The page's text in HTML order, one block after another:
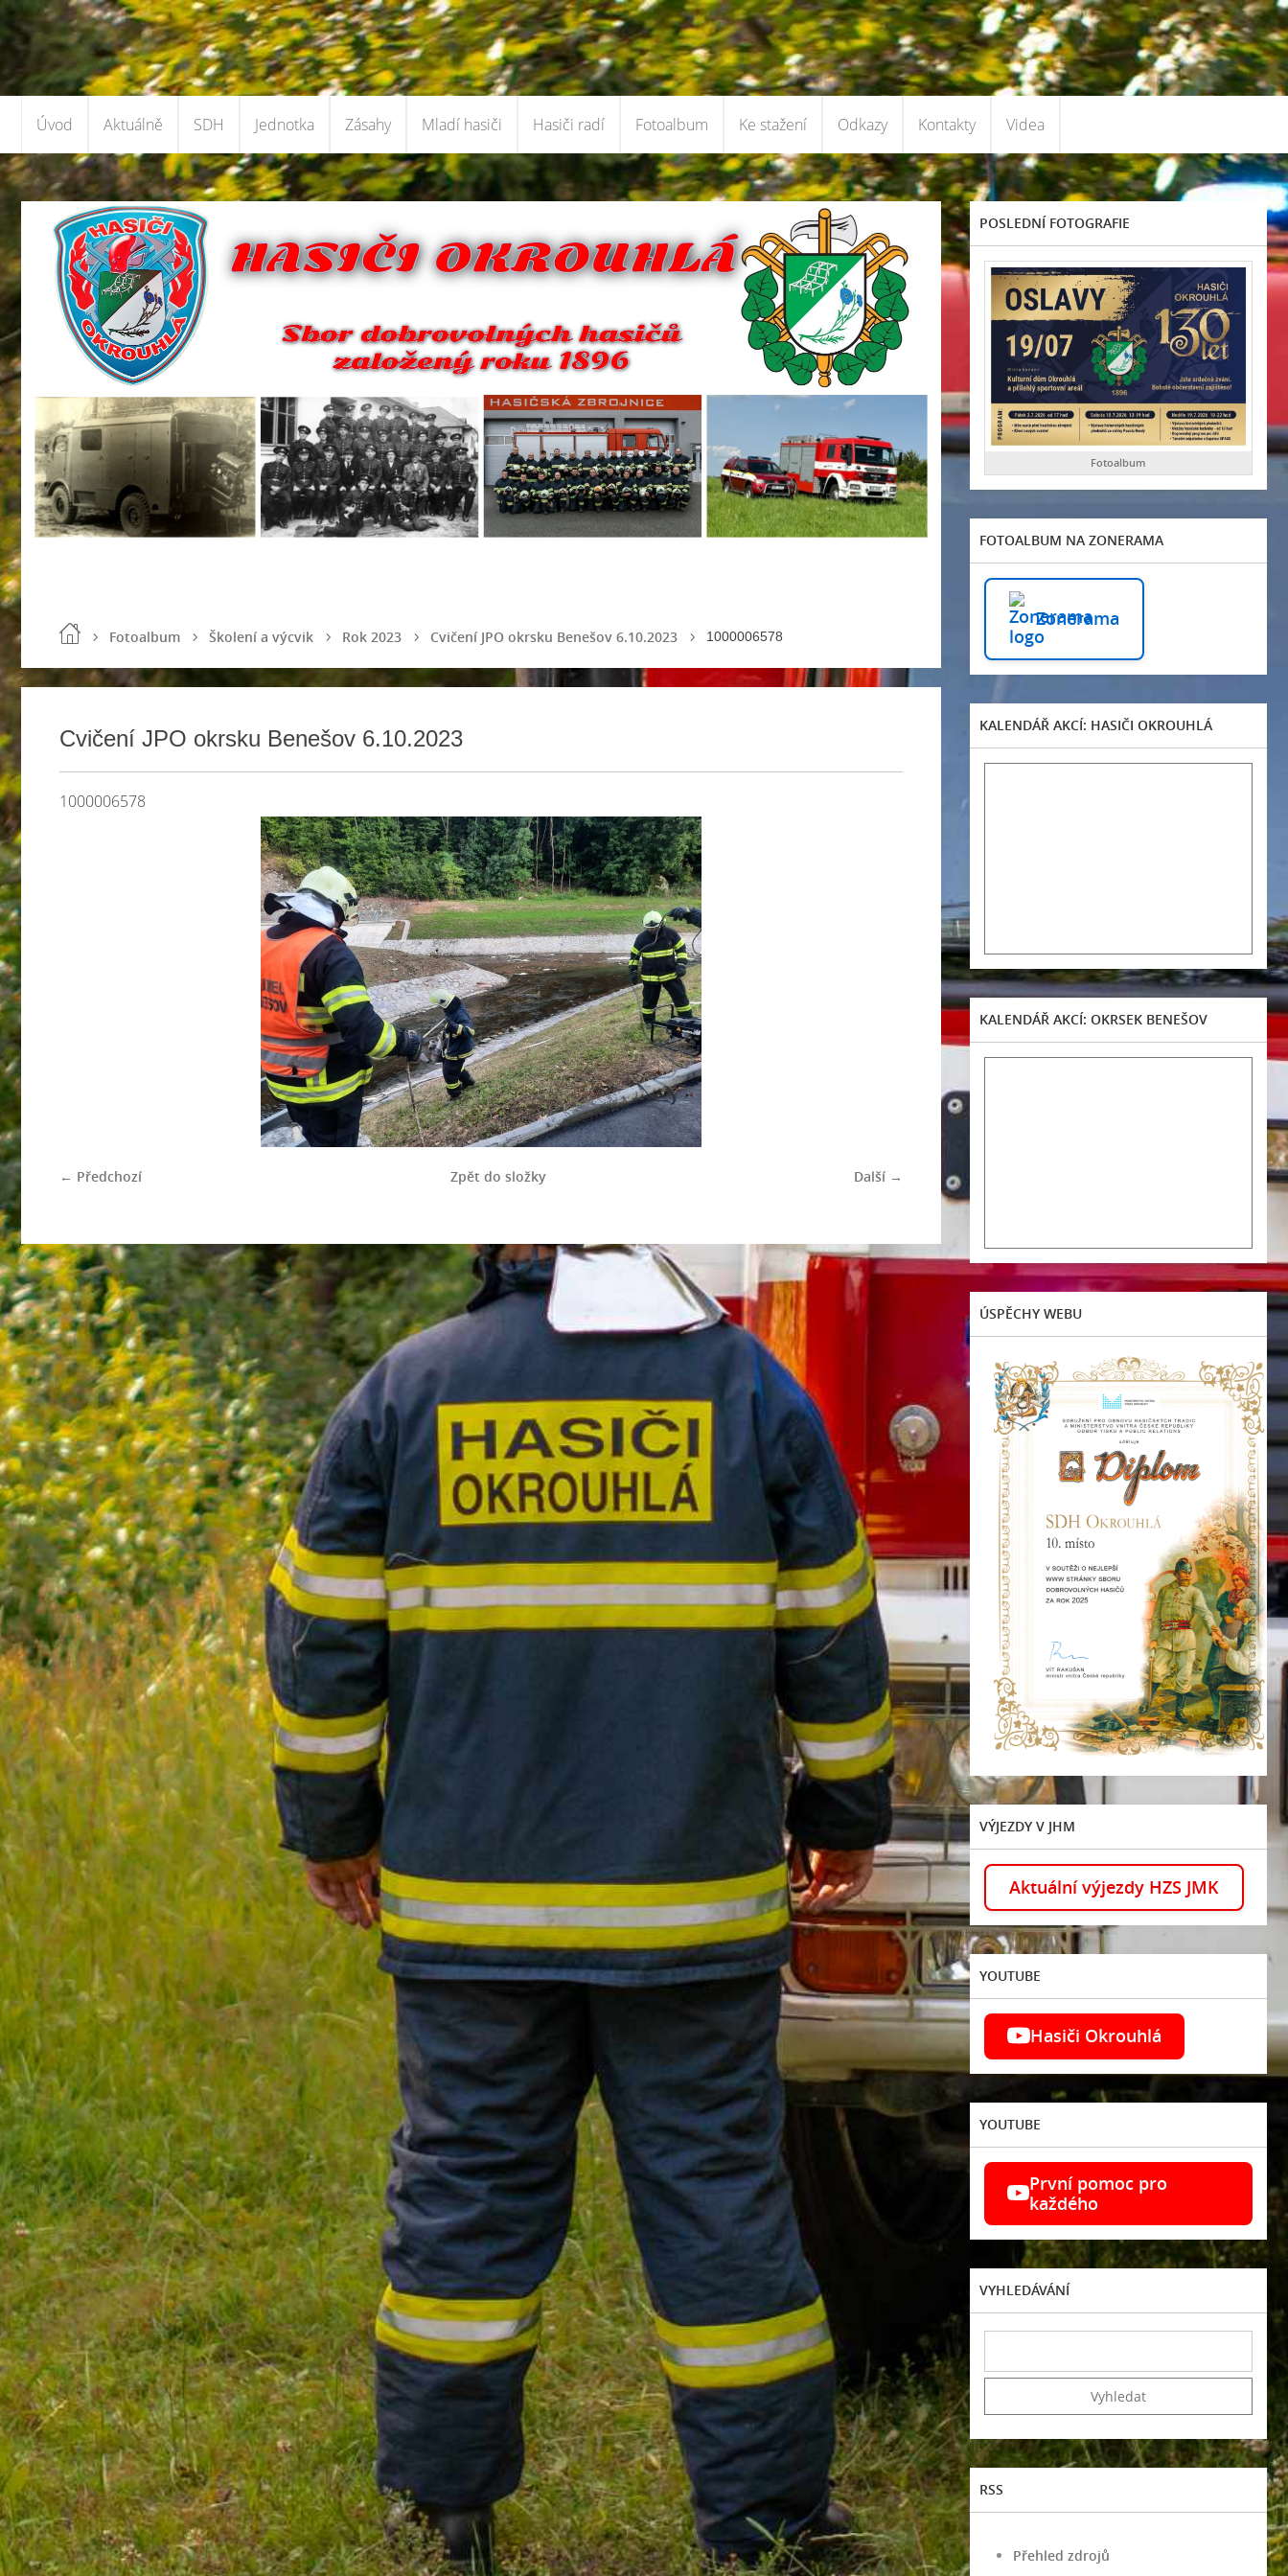
Úvod Aktuálně SDH Jednotka Zásahy Mladí hasiči Hasiči radí Fotoalbum Ke stažení Odkazy Kontakty Videa
Fotoalbum Školení a výcvik Rok 2023 Cvičení JPO okrsku Benešov 6.10.2023 1000006578
Cvičení JPO okrsku Benešov 6.10.2023
1000006578
← Předchozí Další →
Zpět do složky
POSLEDNÍ FOTOGRAFIE
Fotoalbum
FOTOALBUM NA ZONERAMA
Zonerama
KALENDÁŘ AKCÍ: HASIČI OKROUHLÁ
KALENDÁŘ AKCÍ: OKRSEK BENEŠOV
ÚSPĚCHY WEBU
VÝJEZDY V JHM
Aktuální výjezdy HZS JMK
YOUTUBE
Hasiči Okrouhlá
YOUTUBE
První pomoc pro
každého
VYHLEDÁVÁNÍ
RSS
Přehled zdrojů